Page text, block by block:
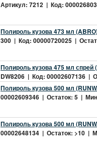
Артикул: 7212 | Код:
Полироль кузова 473 мл
300 | Код: 00000720025 |
Полироль кузова 475 мл
DW8206 | Код: 00002607136 |
Полироль кузова 500 мл
00002609346 | Остаток: 5 |
Полироль кузова 500 мл
00002648134 | Остаток: >10 |